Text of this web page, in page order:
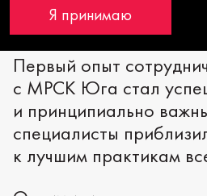
Первый опыт
с МРСК Юга стал
и принципиально
специалисты
к лучшим практикам
Я принимаю